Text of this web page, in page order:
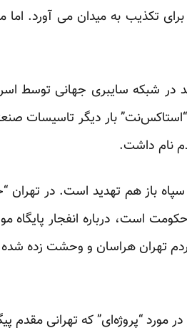
تکذیب به میدان می آورد.
شبکه سایبری جهانی توسط
بار دیگر تاسیسات
نام داشت.
باز هم تهدید است. در تهران
است، درباره انفجار
تهران هراسان و وحشت زده شده
مورد “پروژه‌ای” که تهرانی